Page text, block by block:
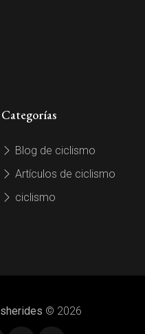
Categorías
Blog de ciclismo
Artículos de ciclismo
ciclismo
sherides © 2026